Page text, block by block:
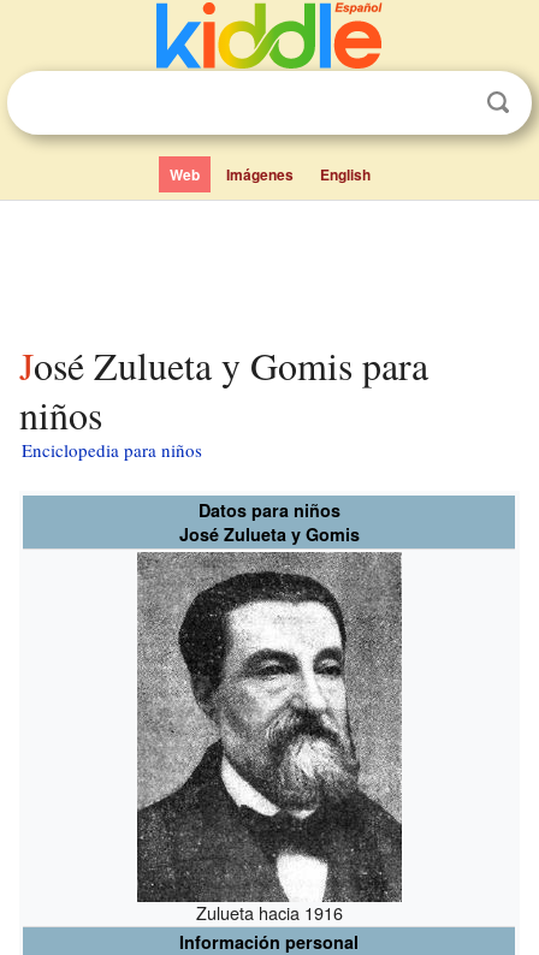
Web Imágenes English
José Zulueta y Gomis para
niños
Enciclopedia para niños
Datos para niños
José Zulueta y Gomis
Zulueta hacia 1916
Información personal